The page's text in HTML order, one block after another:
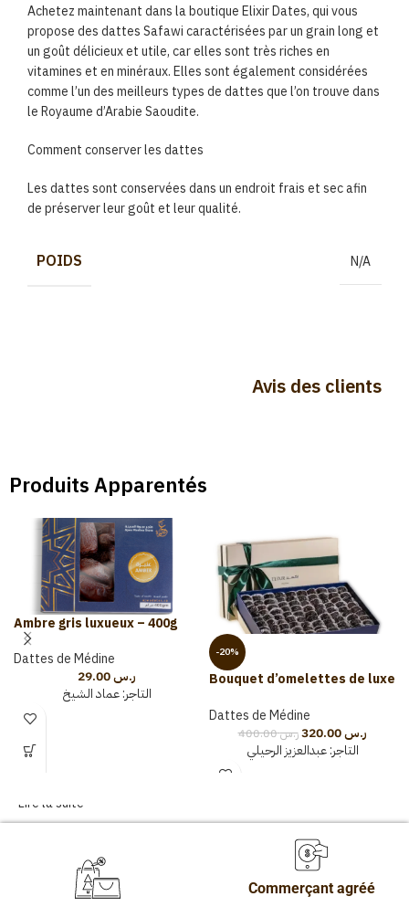
Achetez maintenant dans la boutique Elixir Dates, qui vous
propose des dattes Safawi caractérisées par un grain long et
un goût délicieux et utile, car elles sont très riches en
vitamines et en minéraux. Elles sont également considérées
comme l’un des meilleurs types de dattes que l’on trouve dans
le Royaume d’Arabie Saoudite.
Comment conserver les dattes
Les dattes sont conservées dans un endroit frais et sec afin
de préserver leur goût et leur qualité.
POIDS N/A
Avis des clients
Produits Apparentés
Ambre gris luxueux – 400g
Dattes de Médine
ر.س
التاجر:عماد الشيخ
-20%
Bouquet d’omelettes de luxe
Dattes de Médine
ر.س400.00 ر.س320.00
التاجر:عبدالعزيز الرحيلي
Lire la suite
Commerçant agréé